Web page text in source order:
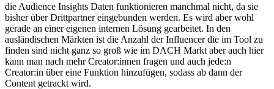
die Audience Insights Daten funktionieren manchmal nicht, da sie
bisher über Drittpartner eingebunden werden. Es wird aber wohl
gerade an einer eigenen internen Lösung gearbeitet. In den
ausländischen Märkten ist die Anzahl der Influencer die im Tool zu
finden sind nicht ganz so groß wie im DACH Markt aber auch hier
kann man nach mehr Creator:innen fragen und auch jede:n
Creator:in über eine Funktion hinzufügen, sodass ab dann der
Content getrackt wird.